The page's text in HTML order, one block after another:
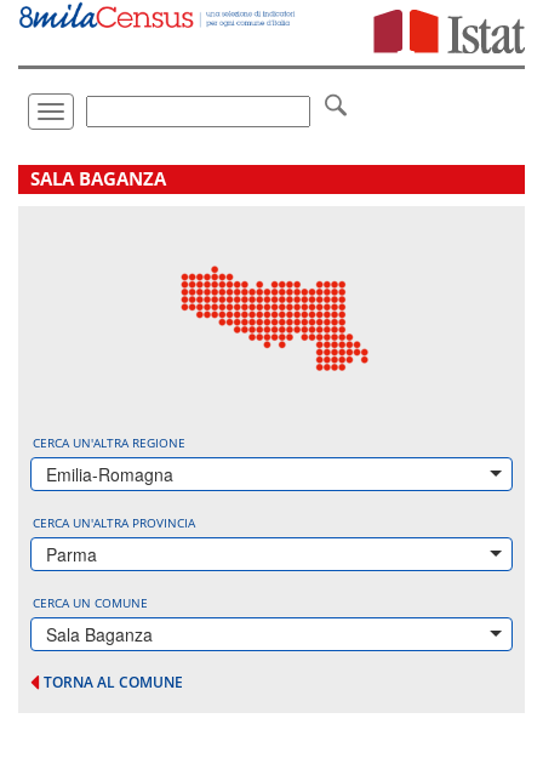
Vai
direttamente
Toggle
navigation
.
SALA BAGANZA
CERCA UN'ALTRA REGIONE
Emilia-Romagna
CERCA UN'ALTRA PROVINCIA
Parma
CERCA UN COMUNE
Sala Baganza
TORNA AL COMUNE